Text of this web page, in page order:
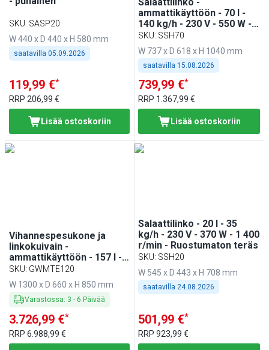
SKU: SASP20
W 440 x D 440 x H 580 mm
saatavilla 05.09.2026
119,99 €*
RRP 206,99 €
Lisää ostoskoriin
ammattikäyttöön - 70 l -
140 kg/h - 230 V - 550 W - 1
400 r/min - Ruostumaton
teräs
SKU: SSH70
W 737 x D 618 x H 1040 mm
saatavilla 15.08.2026
739,99 €*
RRP 1.367,99 €
Lisää ostoskoriin
Vihannespesukone ja
linkokuivain -
ammattikäyttöön - 157 l -
20 kg/h - 380 V - 1,90 kW -
Ruostumaton teräs
SKU: GWMTE120
W 1300 x D 660 x H 850 mm
Varastossa: 3 - 6 Päivää
3.726,99 €*
RRP 6.988,99 €
Salaattilinko - 20 l - 35
kg/h - 230 V - 370 W - 1 400
r/min - Ruostumaton teräs
SKU: SSH20
W 545 x D 443 x H 708 mm
saatavilla 24.08.2026
501,99 €*
RRP923,99 €